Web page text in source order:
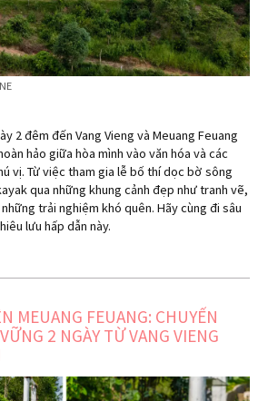
2 đêm đến Vang Vieng và Meuang Feuang
hảo giữa hòa mình vào văn hóa và các
vị. Từ việc tham gia lễ bố thí dọc bờ sông
qua những khung cảnh đẹp như tranh vẽ,
trải nghiệm khó quên. Hãy cùng đi sâu
lưu hấp dẫn này.
MEUANG FEUANG: CHUYẾN
2 NGÀY TỪ VANG VIENG